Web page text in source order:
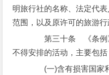
明旅行社的名称、法定代
范围，以及原许可的旅游行
第三十条 《条例》
不得安排的活动，主要包括
(一)含有损害国家